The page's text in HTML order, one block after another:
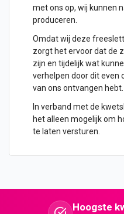
met ons op, wij kunnen
produceren.
Omdat wij deze
zorgt het ervoor dat de
zijn en tijdelijk wat
verhelpen door dit even
van ons ontvangen hebt.
In verband met de
het alleen mogelijk om
te laten versturen.
Hoogste